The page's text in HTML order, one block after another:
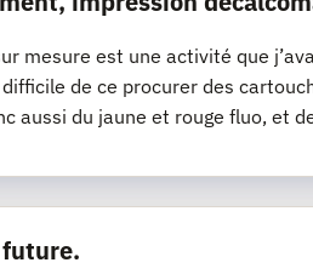
mesure est une activité que
de ce procurer des
aussi du jaune et rouge fluo, et